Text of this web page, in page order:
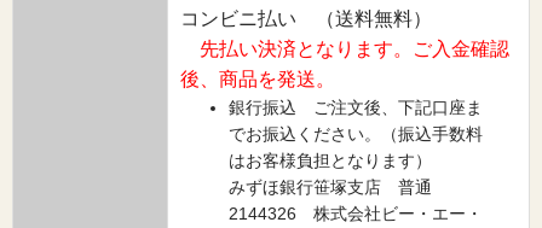
コンビニ払い （送料無料）
先払い決済となります。ご入金確認
後、商品を発送。
銀行振込 ご注文後、下記口座ま
でお振込ください。（振込手数料
はお客様負担となります）
みずほ銀行笹塚支店 普通
2144326 株式会社ビー・エー・